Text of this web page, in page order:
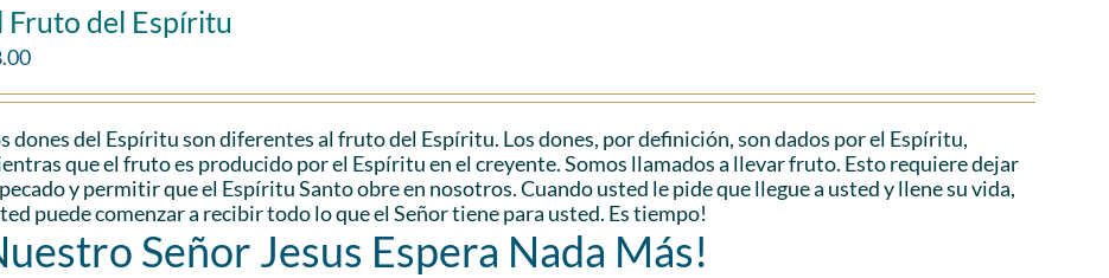
Fruto del Espíritu
dones del Espíritu son diferentes al fruto del Espíritu. Los dones, por definición, son dados por el Espíritu,
que el fruto es producido por el Espíritu en el creyente. Somos llamados a llevar fruto. Esto requiere dejar
y permitir que el Espíritu Santo obre en nosotros. Cuando usted le pide que llegue a usted y llene su vida,
puede comenzar a recibir todo lo que el Señor tiene para usted. Es tiempo!
Señor Jesus Espera Nada Más!